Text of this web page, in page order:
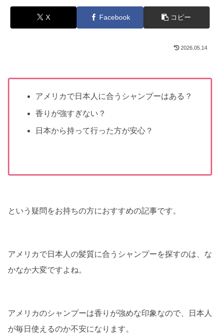
X Facebook コピー
2026.05.14
アメリカで日本人に合うシャンプーはある？
香りが強すぎない？
日本から持って行った方が安心？
という疑問をお持ちの方におすすめの記事です。
アメリカで日本人の髪質に合うシャンプーを探すのは、な
かなか大変ですよね。
アメリカのシャンプーは香りが強めな印象なので、日本人
が毎日使えるのか不安になります。